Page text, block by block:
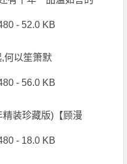
- 52.0 KB
何以笙箫默
- 56.0 KB
装珍藏版)【顾漫
- 18.0 KB